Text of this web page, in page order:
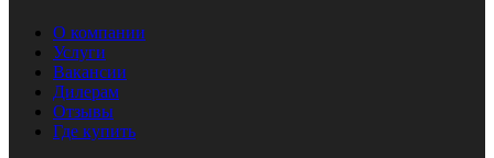
О компании
Услуги
Вакансии
Дилерам
Отзывы
Где купить